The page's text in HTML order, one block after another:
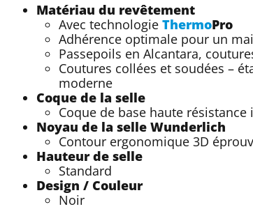
Matériau du revêtement
Avec technologie ThermoPro
Adhérence optimale pour un
Passepoils en Alcantara,
Coutures collées et soudées –
moderne
Coque de la selle
Coque de base haute
Noyau de la selle Wunderlich
Contour ergonomique 3D
Hauteur de selle
Standard
Design / Couleur
Noir